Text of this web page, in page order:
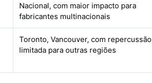
Nacional, com maior impacto para
fabricantes multinacionais
Toronto, Vancouver, com repercussão
limitada para outras regiões